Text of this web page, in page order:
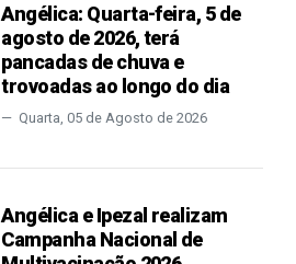
Angélica: Quarta-feira, 5 de
agosto de 2026, terá
pancadas de chuva e
trovoadas ao longo do dia
Quarta, 05 de Agosto de 2026
Angélica e Ipezal realizam
Campanha Nacional de